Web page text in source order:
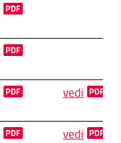
vedi
vedi